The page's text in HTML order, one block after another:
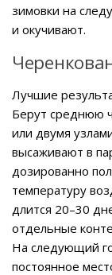
зимовки на
и окучивают.
Лучшие
Берут среднюю
или двумя
высаживают в
дозированно
температуру
длится 20–30
отдельные
На следующий
постоянное